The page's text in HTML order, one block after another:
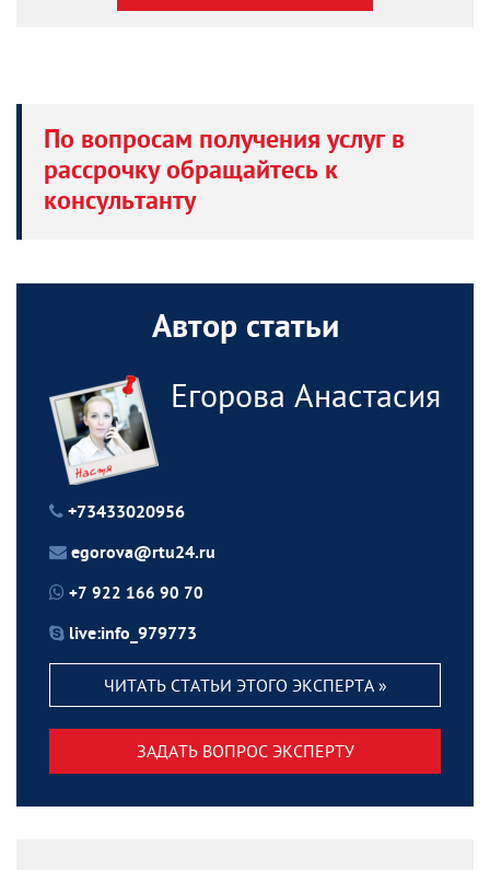
По вопросам получения услуг в
рассрочку обращайтесь к
консультанту
Автор статьи
Егорова Анастасия
+73433020956
egorova@rtu24.ru
+7 922 166 90 70
live:info_979773
ЧИТАТЬ СТАТЬИ ЭТОГО ЭКСПЕРТА »
ЗАДАТЬ ВОПРОС ЭКСПЕРТУ